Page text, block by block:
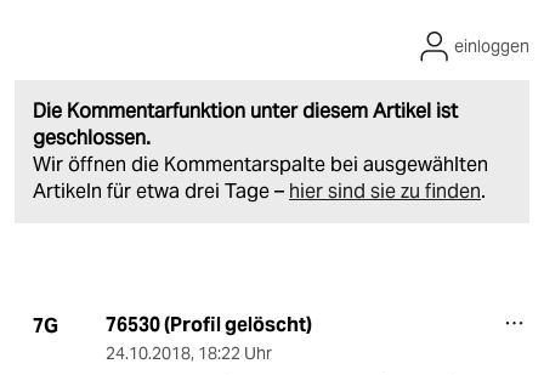
Die Kommentarfunktion unter diesem Artikel ist
geschlossen.
Wir öffnen die Kommentarspalte bei ausgewählten
Artikeln für etwa drei Tage – hier sind sie zu finden.
einloggen
7G 76530 (Profil gelöscht)
24.10.2018, 18:22 Uhr